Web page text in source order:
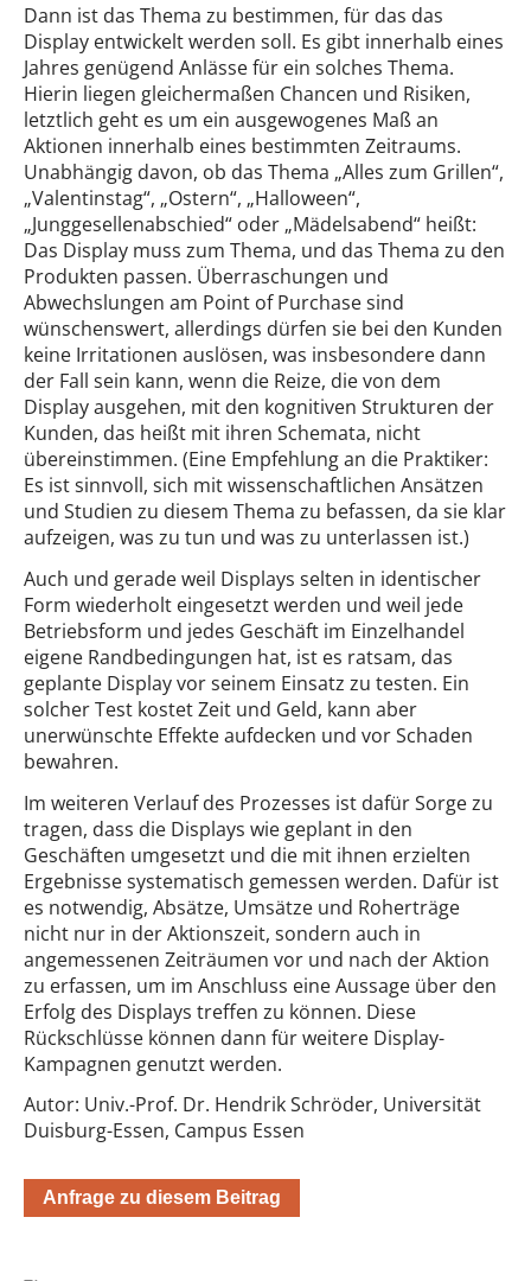
Dann ist das Thema zu bestimmen, für das das
Display entwickelt werden soll. Es gibt innerhalb eines
Jahres genügend Anlässe für ein solches Thema.
Hierin liegen gleichermaßen Chancen und Risiken,
letztlich geht es um ein ausgewogenes Maß an
Aktionen innerhalb eines bestimmten Zeitraums.
Unabhängig davon, ob das Thema „Alles zum Grillen“,
„Valentinstag“, „Ostern“, „Halloween“,
„Junggesellenabschied“ oder „Mädelsabend“ heißt:
Das Display muss zum Thema, und das Thema zu den
Produkten passen. Überraschungen und
Abwechslungen am Point of Purchase sind
wünschenswert, allerdings dürfen sie bei den Kunden
keine Irritationen auslösen, was insbesondere dann
der Fall sein kann, wenn die Reize, die von dem
Display ausgehen, mit den kognitiven Strukturen der
Kunden, das heißt mit ihren Schemata, nicht
übereinstimmen. (Eine Empfehlung an die Praktiker:
Es ist sinnvoll, sich mit wissenschaftlichen Ansätzen
und Studien zu diesem Thema zu befassen, da sie klar
aufzeigen, was zu tun und was zu unterlassen ist.)
Auch und gerade weil Displays selten in identischer
Form wiederholt eingesetzt werden und weil jede
Betriebsform und jedes Geschäft im Einzelhandel
eigene Randbedingungen hat, ist es ratsam, das
geplante Display vor seinem Einsatz zu testen. Ein
solcher Test kostet Zeit und Geld, kann aber
unerwünschte Effekte aufdecken und vor Schaden
bewahren.
Im weiteren Verlauf des Prozesses ist dafür Sorge zu
tragen, dass die Displays wie geplant in den
Geschäften umgesetzt und die mit ihnen erzielten
Ergebnissesystematisch gemessen werden. Dafür ist
es notwendig, Absätze, Umsätze und Roherträge
nicht nur in der Aktionszeit, sondern auch in
angemessenen Zeiträumen vor und nach der Aktion
zu erfassen, um im Anschluss eine Aussage über den
Erfolg des Displays treffen zu können. Diese
Rückschlüsse können dann für weitere Display-
Kampagnen genutzt werden.
Autor: Univ.-Prof. Dr. Hendrik Schröder, Universität
Duisburg-Essen, Campus Essen
Anfrage zu diesem Beitrag